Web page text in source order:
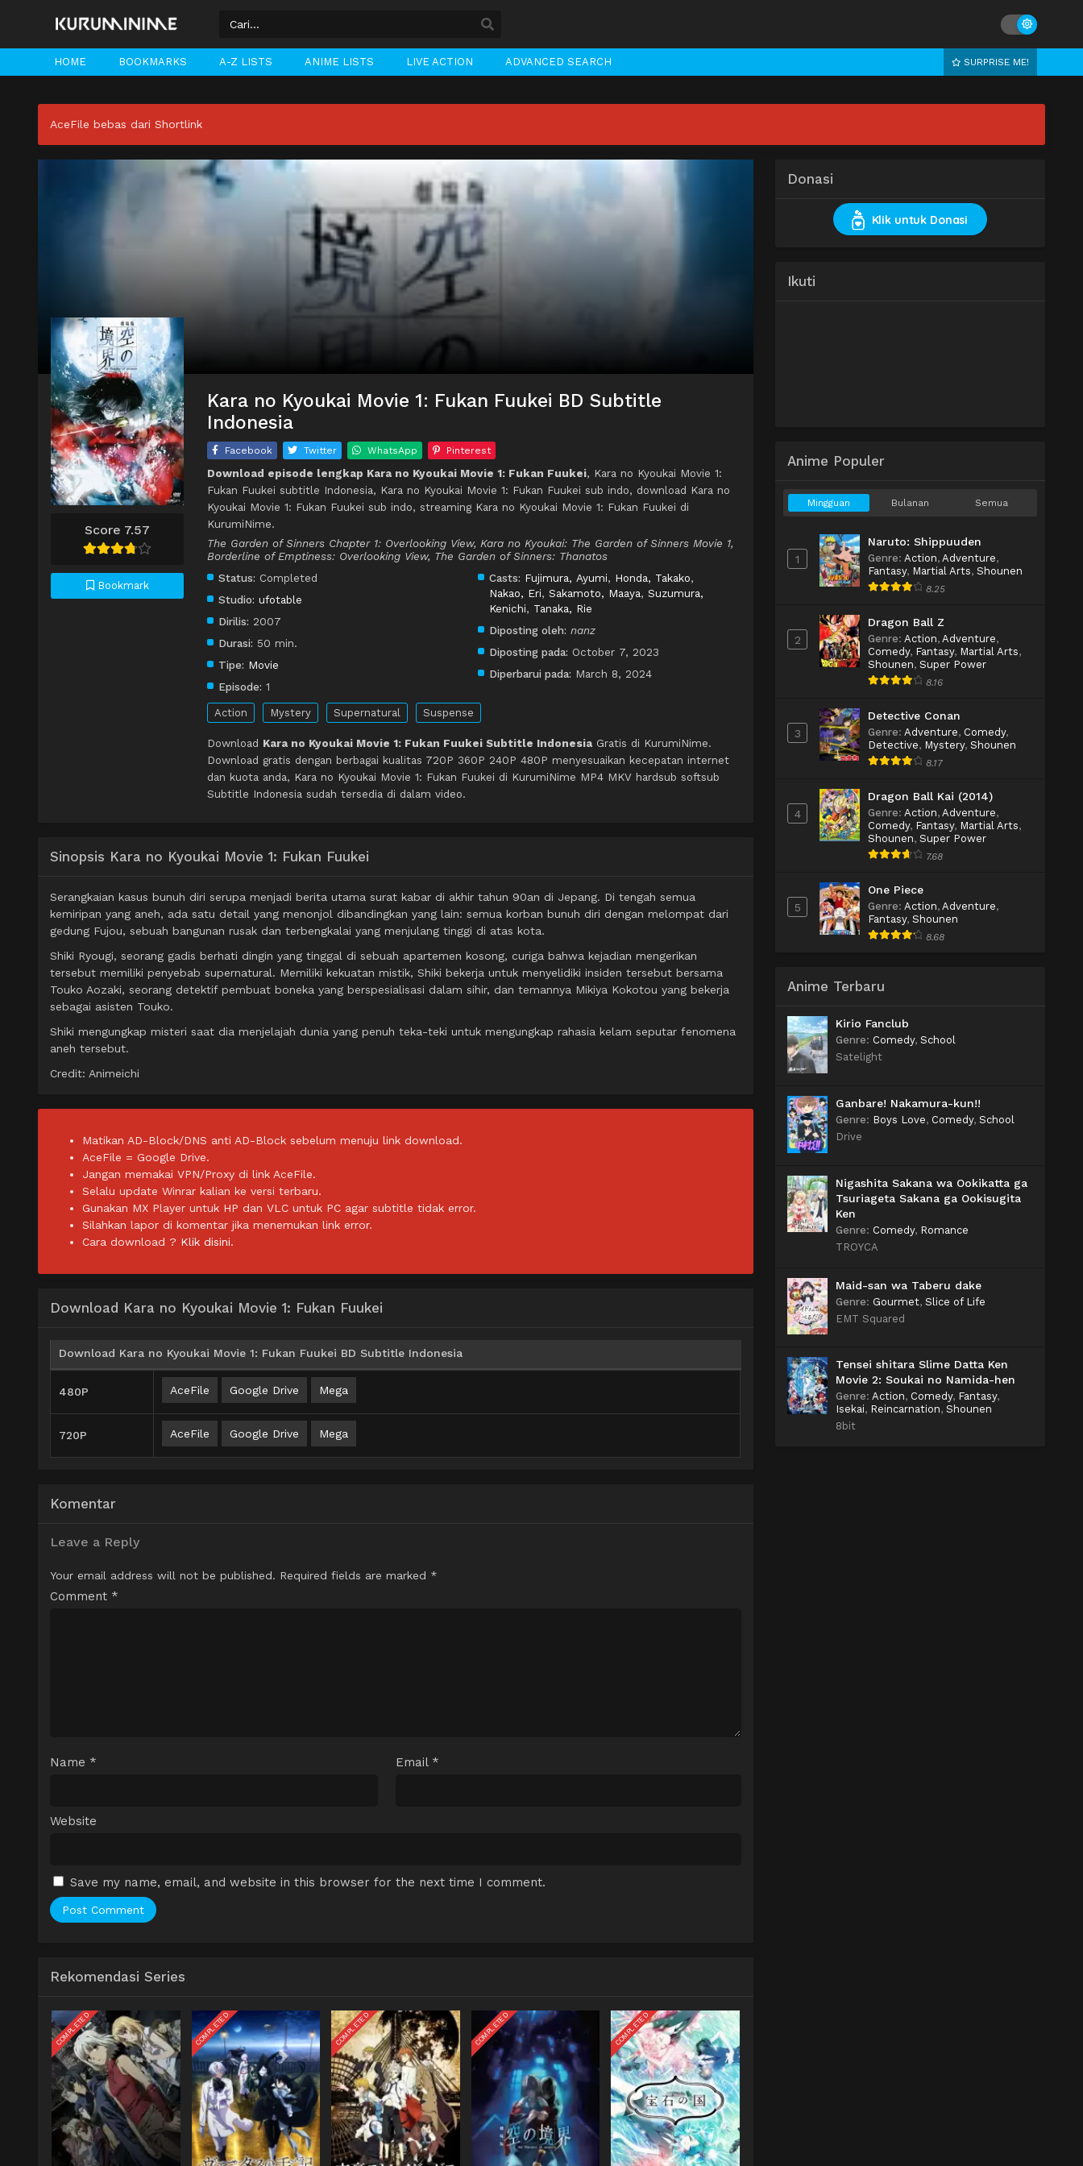
HOME BOOKMARKS A-Z LISTS ANIME LISTS LIVE ACTION ADVANCED SEARCH SURPRISE ME!
AceFile bebas dari Shortlink
Score 7.57
Bookmark
Kara no Kyoukai Movie 1: Fukan Fuukei BD Subtitle
Indonesia
Facebook Twitter WhatsApp Pinterest
Download episode lengkap Kara no Kyoukai Movie 1: Fukan Fuukei, Kara no Kyoukai Movie 1:
Fukan Fuukei subtitle Indonesia, Kara no Kyoukai Movie 1: Fukan Fuukei sub indo, download Kara no
Kyoukai Movie 1: Fukan Fuukei sub indo, streaming Kara no Kyoukai Movie 1: Fukan Fuukei di
KurumiNime.
The Garden of Sinners Chapter 1: Overlooking View, Kara no Kyoukai: The Garden of Sinners Movie 1,
Borderline of Emptiness: Overlooking View, The Garden of Sinners: Thanatos
Status: Completed
Studio: ufotable
Dirilis: 2007
Durasi: 50 min.
Tipe: Movie
Episode: 1
Casts: Fujimura, Ayumi, Honda, Takako,
Nakao, Eri, Sakamoto, Maaya, Suzumura,
Kenichi, Tanaka, Rie
Diposting oleh: nanz
Diposting pada: October 7, 2023
Diperbarui pada: March 8, 2024
Action Mystery Supernatural Suspense
Download Kara no Kyoukai Movie 1: Fukan Fuukei Subtitle Indonesia Gratis di KurumiNime.
Download gratis dengan berbagai kualitas 720P 360P 240P 480P menyesuaikan kecepatan internet
dan kuota anda, Kara no Kyoukai Movie 1: Fukan Fuukei di KurumiNime MP4 MKV hardsub softsub
Subtitle Indonesia sudah tersedia di dalam video.
Sinopsis Kara no Kyoukai Movie 1: Fukan Fuukei
Serangkaian kasus bunuh diri serupa menjadi berita utama surat kabar di akhir tahun 90an di Jepang. Di tengah semua
kemiripan yang aneh, ada satu detail yang menonjol dibandingkan yang lain: semua korban bunuh diri dengan melompat dari
gedung Fujou, sebuah bangunan rusak dan terbengkalai yang menjulang tinggi di atas kota.
Shiki Ryougi, seorang gadis berhati dingin yang tinggal di sebuah apartemen kosong, curiga bahwa kejadian mengerikan
tersebut memiliki penyebab supernatural. Memiliki kekuatan mistik, Shiki bekerja untuk menyelidiki insiden tersebut bersama
Touko Aozaki, seorang detektif pembuat boneka yang berspesialisasi dalam sihir, dan temannya Mikiya Kokotou yang bekerja
sebagai asisten Touko.
Shiki mengungkap misteri saat dia menjelajah dunia yang penuh teka-teki untuk mengungkap rahasia kelam seputar fenomena
aneh tersebut.
Credit: Animeichi
Matikan AD-Block/DNS anti AD-Block sebelum menuju link download.
AceFile = Google Drive.
Jangan memakai VPN/Proxy di link AceFile.
Selalu update Winrar kalian ke versi terbaru.
Gunakan MX Player untuk HP dan VLC untuk PC agar subtitle tidak error.
Silahkan lapor di komentar jika menemukan link error.
Cara download ? Klik disini.
Download Kara no Kyoukai Movie 1: Fukan Fuukei
Download Kara no Kyoukai Movie 1: Fukan Fuukei BD Subtitle Indonesia
480P AceFile Google Drive Mega
720P AceFile Google Drive Mega
Komentar
Leave a Reply
Your email address will not be published. Required fields are marked *
Comment *
Name * Email *
Website
Save my name, email, and website in this browser for the next time I comment.
Rekomendasi Series
COMPLETED COMPLETED COMPLETED COMPLETED COMPLETED
Donasi
Klik untuk Donasi
Ikuti
Anime Populer
Mingguan Bulanan Semua
1
Naruto: Shippuuden
Genre: Action, Adventure,
Fantasy, Martial Arts, Shounen
8.25
2
Dragon Ball Z
Genre: Action, Adventure,
Comedy, Fantasy, Martial Arts,
Shounen, Super Power
8.16
3
Detective Conan
Genre: Adventure, Comedy,
Detective, Mystery, Shounen
8.17
4
Dragon Ball Kai (2014)
Genre: Action, Adventure,
Comedy, Fantasy, Martial Arts,
Shounen, Super Power
7.68
5
One Piece
Genre: Action, Adventure,
Fantasy, Shounen
8.68
Anime Terbaru
Kirio Fanclub
Genre: Comedy, School
Satelight
Ganbare! Nakamura-kun!!
Genre: Boys Love, Comedy, School
Drive
Nigashita Sakana wa Ookikatta ga
Tsuriageta Sakana ga Ookisugita
Ken
Genre: Comedy, Romance
TROYCA
Maid-san wa Taberu dake
Genre: Gourmet, Slice of Life
EMT Squared
Tensei shitara Slime Datta Ken
Movie 2: Soukai no Namida-hen
Genre: Action, Comedy, Fantasy,
Isekai, Reincarnation, Shounen
8bit